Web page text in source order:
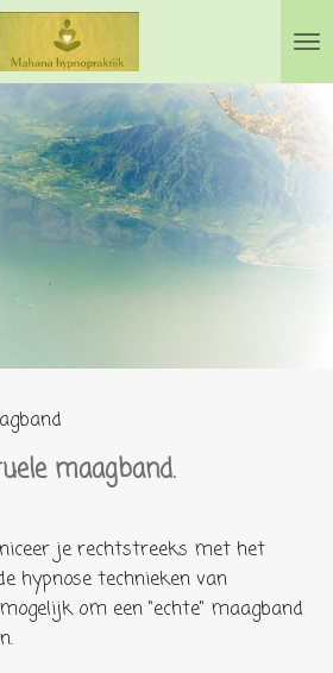
maagband.
je rechtstreeks met het
hypnose technieken van
om een "echte" maagband